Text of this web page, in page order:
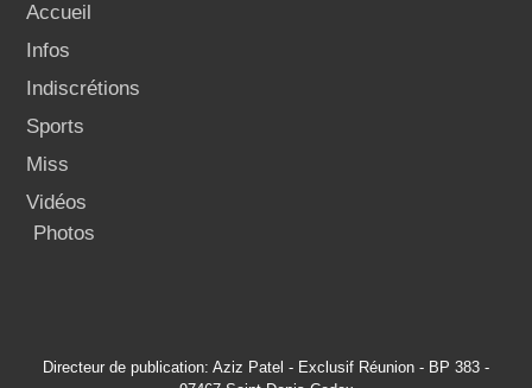
Accueil
Infos
Indiscrétions
Sports
Miss
Vidéos
Photos
Directeur de publication: Aziz Patel - Exclusif Réunion - BP 383 -